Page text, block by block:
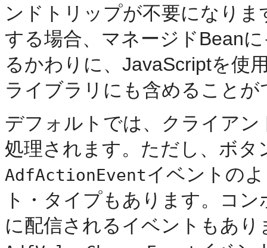
ンドトリップが不要になり
する場合、マネージドBean
るかわりに、JavaScriptを使
ライブラリにも含めることが
デフォルトでは、クライア
処理されます。ただし、ボ
AdfActionEventイベントの
ト・タイプもあります。コ
に配信されるイベントもあ